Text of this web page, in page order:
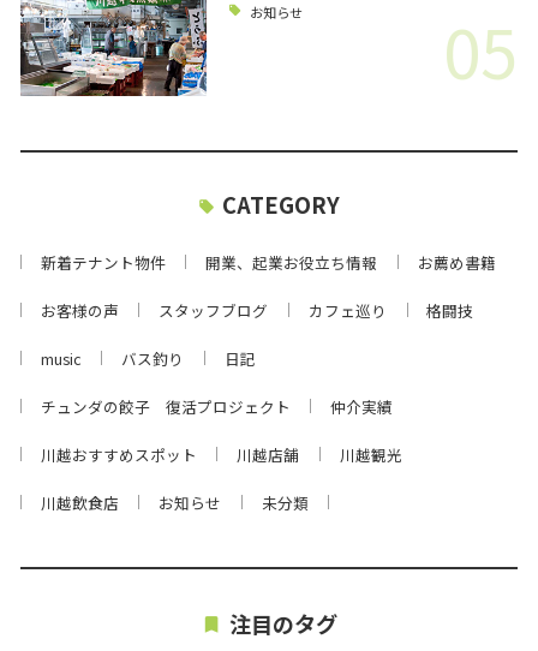
お知らせ 05
CATEGORY
新着テナント物件 開業、起業お役立ち情報 お薦め書籍
お客様の声 スタッフブログ カフェ巡り 格闘技
music バス釣り 日記
チュンダの餃子 復活プロジェクト 仲介実績
川越おすすめスポット 川越店舗 川越観光
川越飲食店 お知らせ 未分類
注目のタグ